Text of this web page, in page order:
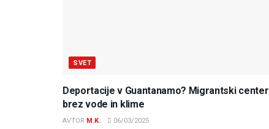
SVET
Deportacije v Guantanamo? Migrantski center
brez vode in klime
AVTOR M.K. 06/03/2025